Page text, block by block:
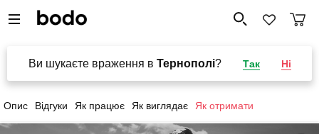
Ви шукаєте враження в Тернополі? Так Ні
Опис Відгуки Як працює Як виглядає Як отримати